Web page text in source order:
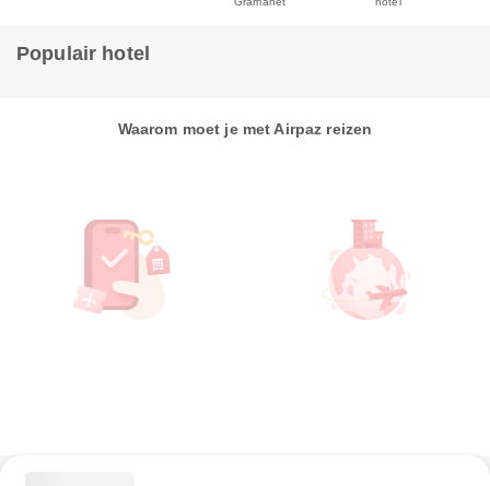
Populair hotel
Waarom moet je met Airpaz reizen